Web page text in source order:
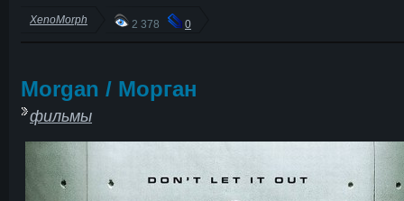
XenoMorph 2 378 0
Morgan / Морган
фильмы